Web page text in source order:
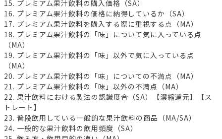
15. プレミアム果汁飲料の購入価格（SA）
16. プレミアム果汁飲料の価格に納得しているか（SA）
17. プレミアム果汁飲料を購入する際に重視する点（MA）
18. プレミアム果汁飲料の「味」について気に入っている点
（MA）
19. プレミアム果汁飲料の「味」以外で気に入っている点
（MA）
20. プレミアム果汁飲料の「味」についての不満点（MA）
21. プレミアム果汁飲料の「味」以外の不満点（MA）
22. 果汁飲料における製法の認識度合（SA）【濃縮還元】【ス
トレート】
23. 普段飲用している一般的な果汁飲料の商品（MA/SA）
24. 一般的な果汁飲料の飲用頻度（SA）